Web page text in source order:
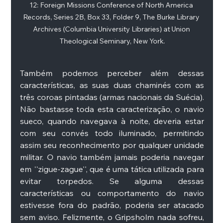
12: Foreign Missions Conference of North America
Records, Series 2B, Box 33, Folder 9, The Burke Library
Archives (Columbia University Libraries) at Union
Theological Seminary, New York.
Também podemos perceber além dessas
características, as suas duas chaminés com as
três coroas pintadas (armas nacionais da Suécia).
Não bastasse toda esta caracterização, o navio
sueco, quando navegava à noite, deveria estar
com seu convés todo iluminado, permitindo
assim seu reconhecimento por qualquer unidade
militar. O navio também jamais poderia navegar
em ''zigue-zague'', que é uma tática utilizada para
evitar torpedos. Se alguma dessas
características ou comportamento do navio
estivesse fora do padrão, poderia ser atacado
sem aviso. Felizmente, o Gripsholm nada sofreu,